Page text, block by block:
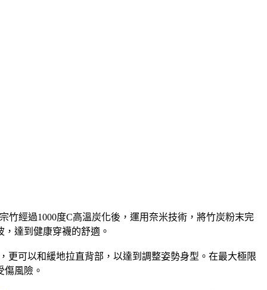
竹經過1000度C高溫炭化後，運用奈米技術，將竹炭粉末完
達到健康穿襪的舒適。
更可以和緩地拉直背部，以達到調整姿勢身型。在最大極限
風險。